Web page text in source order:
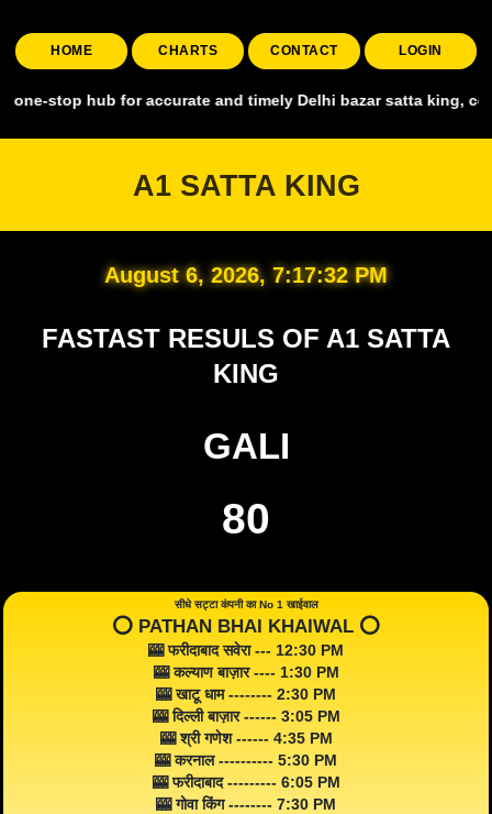
HOME CHARTS CONTACT LOGIN
hub for accurate and timely Delhi bazar satta king,
A1 SATTA KING
August 6, 2026, 7:17:33 PM
FASTAST RESULS OF A1 SATTA
KING
GALI
80
सीधे सट्टा कंपनी का No 1 खाईवाल
⭕️ PATHAN BHAI KHAIWAL ⭕️
🎰 फरीदाबाद सवेरा --- 12:30 PM
🎰 कल्याण बाज़ार ---- 1:30 PM
🎰 खाटू धाम -------- 2:30 PM
🎰 दिल्ली बाज़ार ------ 3:05 PM
🎰 श्री गणेश ------ 4:35 PM
🎰 करनाल ---------- 5:30 PM
🎰 फरीदाबाद --------- 6:05 PM
🎰 गोवा किंग -------- 7:30 PM